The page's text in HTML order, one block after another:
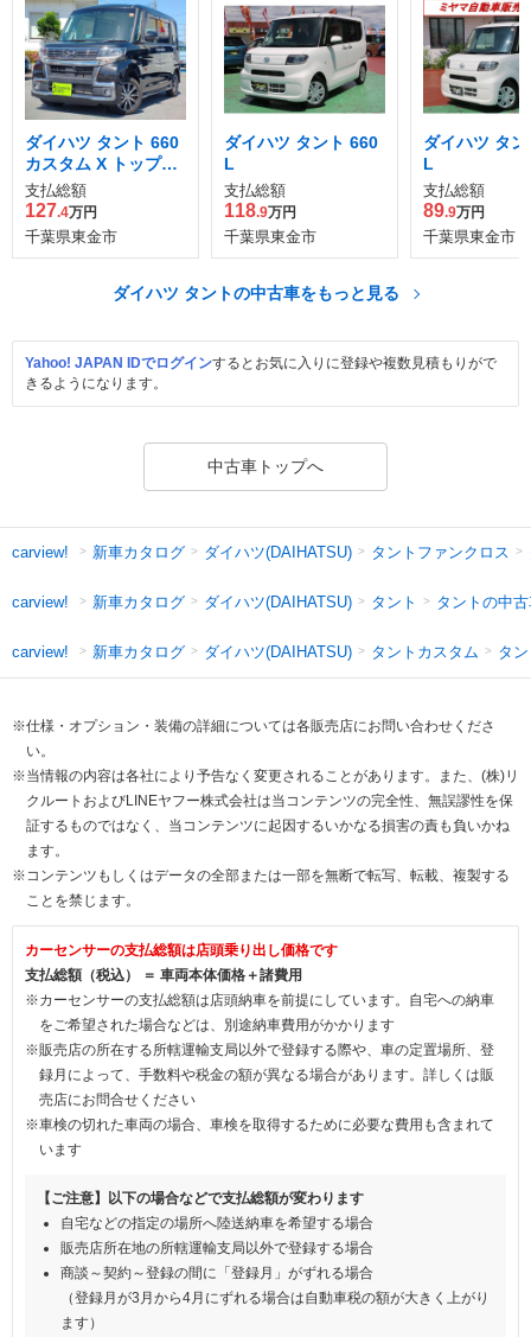
ダイハツ タント 660
カスタム X トップエ
ディション SAIII
支払総額
127.4万円
千葉県東金市
ダイハツ タント 660
L
支払総額
118.9万円
千葉県東金市
ダイハツ タ
L
支払総額
89.9万円
千葉県東金市
ダイハツ タントの中古車をもっと見る
Yahoo! JAPAN IDでログインするとお気に入りに登録や複数見積もりがで
きるようになります。
中古車トップへ
carview! 新車カタログ ダイハツ(DAIHATSU) タントファンクロス
carview! 新車カタログ ダイハツ(DAIHATSU) タント タントの中
carview! 新車カタログ ダイハツ(DAIHATSU) タントカスタム タ
※仕様・オプション・装備の詳細については各販売店にお問い合わせくださ
い。
※当情報の内容は各社により予告なく変更されることがあります。また、(株)リ
クルートおよびLINEヤフー株式会社は当コンテンツの完全性、無誤謬性を保
証するものではなく、当コンテンツに起因するいかなる損害の責も負いかね
ます。
※コンテンツもしくはデータの全部または一部を無断で転写、転載、複製する
ことを禁じます。
カーセンサーの支払総額は店頭乗り出し価格です
支払総額（税込） ＝ 車両本体価格＋諸費用
※カーセンサーの支払総額は店頭納車を前提にしています。自宅への納車
をご希望された場合などは、別途納車費用がかかります
※販売店の所在する所轄運輸支局以外で登録する際や、車の定置場所、登
録月によって、手数料や税金の額が異なる場合があります。詳しくは販
売店にお問合せください
※車検の切れた車両の場合、車検を取得するために必要な費用も含まれて
います
【ご注意】以下の場合などで支払総額が変わります
自宅などの指定の場所へ陸送納車を希望する場合
販売店所在地の所轄運輸支局以外で登録する場合
商談～契約～登録の間に「登録月」がずれる場合
（登録月が3月から4月にずれる場合は自動車税の額が大きく上がり
ます）